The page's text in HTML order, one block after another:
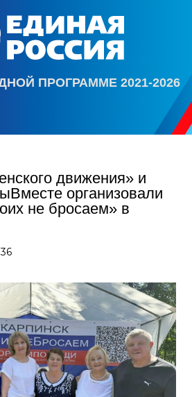
ПРОГРАММЕ 2021-2026
движения» и
организовали
не бросаем» в